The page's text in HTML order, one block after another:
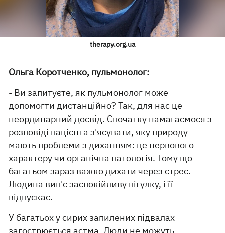
therapy.org.ua
Ольга Коротченко, пульмонолог:
- Ви запитуєте, як пульмонолог може
допомогти дистанційно? Так, для нас це
неординарний досвід. Спочатку намагаємося з
розповіді пацієнта з'ясувати, яку природу
мають проблеми з диханням: це нервового
характеру чи органічна патологія. Тому що
багатьом зараз важко дихати через стрес.
Людина вип'є заспокійливу пігулку, і її
відпускає.
У багатьох у сирих запилених підвалах
загострюється астма. Люди не можуть